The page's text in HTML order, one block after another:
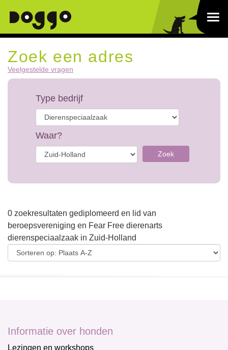
Zoek een adres
Veelgestelde vragen
Type bedrijf
Waar?
Zoek
0 zoekresultaten gediplomeerd en lid van
beroepsvereniging en Fear Free dierenarts
dierenspeciaalzaak in Zuid-Holland
Informatie over honden
Lezingen en workshops